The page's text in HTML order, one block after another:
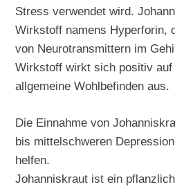
Stress verwendet wird.
Wirkstoff namens Hyperforin,
von Neurotransmittern im
Wirkstoff wirkt sich positiv auf
allgemeine Wohlbefinden aus.
Die Einnahme von
bis mittelschweren
helfen.
Johanniskraut ist ein